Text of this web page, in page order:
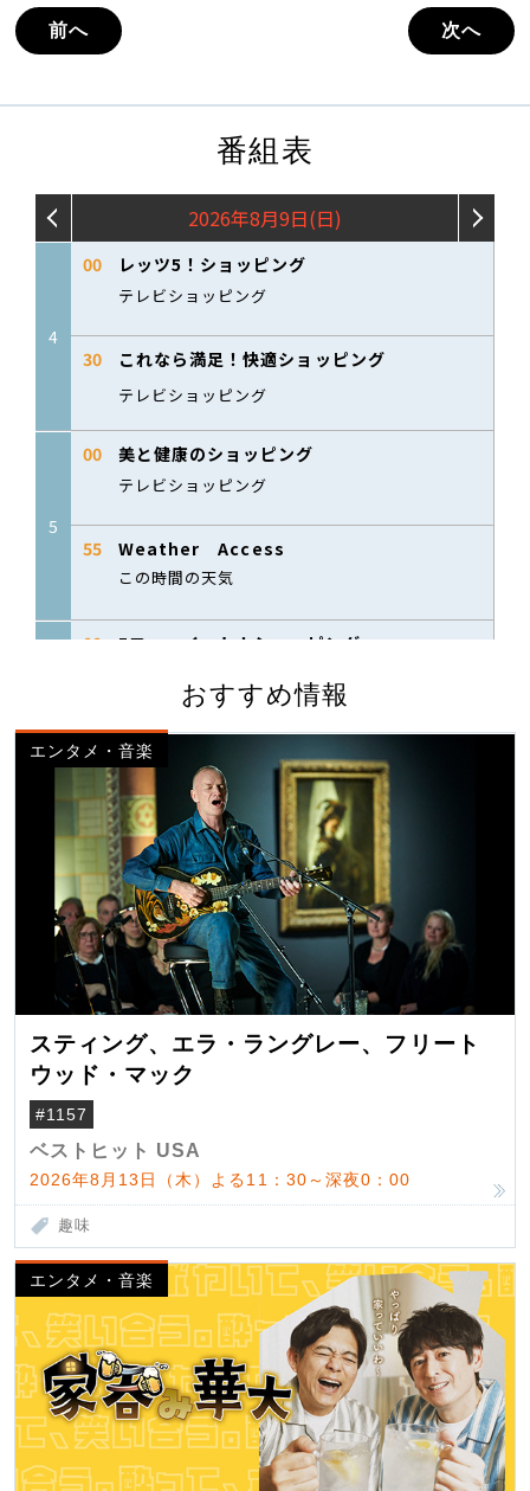
前へ 次へ
番組表
おすすめ情報
エンタメ・音楽
スティング、エラ・ラングレー、フリート
ウッド・マック
#1157
ベストヒット USA
2026年8月13日（木）よる11：30～深夜0：00
趣味
エンタメ・音楽